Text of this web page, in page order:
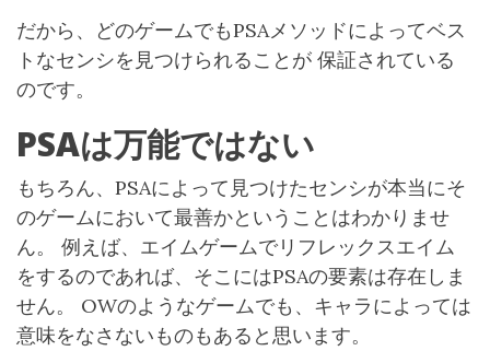
だから、どのゲームでもPSAメソッドによってベス
トなセンシを見つけられることが 保証されている
のです。
PSAは万能ではない
もちろん、PSAによって見つけたセンシが本当にそ
のゲームにおいて最善かということはわかりませ
ん。 例えば、エイムゲームでリフレックスエイム
をするのであれば、そこにはPSAの要素は存在しま
せん。 OWのようなゲームでも、キャラによっては
意味をなさないものもあると思います。